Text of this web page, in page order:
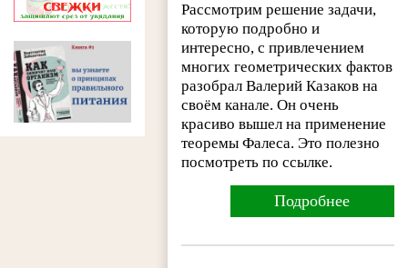
Рассмотрим решение задачи,
которую подробно и
интересно, с привлечением
многих геометрических фактов
разобрал Валерий Казаков на
своём канале. Он очень
красиво вышел на применение
теоремы Фалеса. Это полезно
посмотреть по ссылке.
Подробнее